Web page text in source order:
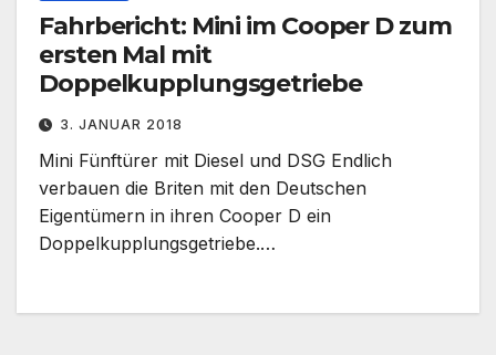
Fahrbericht: Mini im Cooper D zum
ersten Mal mit
Doppelkupplungsgetriebe
3. JANUAR 2018
Mini Fünftürer mit Diesel und DSG Endlich
verbauen die Briten mit den Deutschen
Eigentümern in ihren Cooper D ein
Doppelkupplungsgetriebe.…